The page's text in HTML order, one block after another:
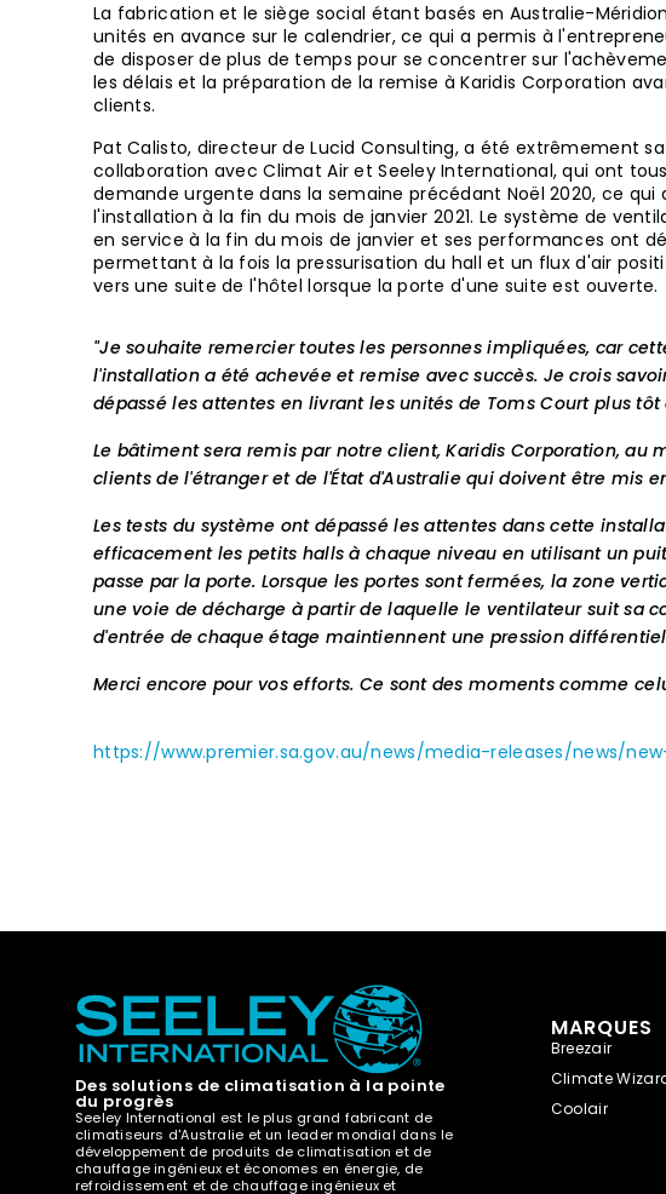
La fabrication et le siège social étant basés en Australie-
unités en avance sur le calendrier, ce qui a permis à
de disposer de plus de temps pour se concentrer sur
les délais et la préparation de la remise à Karidis Corporation
clients.
Pat Calisto, directeur de Lucid Consulting, a été extrêmement
collaboration avec Climat Air et Seeley International, qui ont
demande urgente dans la semaine précédant Noël 2020, ce qui
l'installation à la fin du mois de janvier 2021. Le système de
en service à la fin du mois de janvier et ses performances ont
permettant à la fois la pressurisation du hall et un flux d'air
vers une suite de l'hôtel lorsque la porte d'une suite est ouverte.
"Je souhaite remercier toutes les personnes impliquées, car
l'installation a été achevée et remise avec succès. Je crois
dépassé les attentes en livrant les unités de Toms Court plus
Le bâtiment sera remis par notre client, Karidis Corporation, au
clients de l'étranger et de l'État d'Australie qui doivent être mis
Les tests du système ont dépassé les attentes dans cette
efficacement les petits halls à chaque niveau en utilisant un
passe par la porte. Lorsque les portes sont fermées, la zone
une voie de décharge à partir de laquelle le ventilateur suit sa
d'entrée de chaque étage maintiennent une pression
Merci encore pour vos efforts. Ce sont des moments comme
https://www.premier.sa.gov.au/news/media-releases/news/
Des solutions de climatisation à la pointe
du progrès
Seeley International est le plus grand fabricant de
climatiseurs d'Australie et un leader mondial dans le
développement de produits de climatisation et de
chauffage ingénieux et économes en énergie, de
refroidissement et de chauffage ingénieux et
MARQUES
Breezair
Climate
Coolair